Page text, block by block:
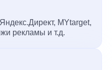
MYtarget,
рекламы и т.д.